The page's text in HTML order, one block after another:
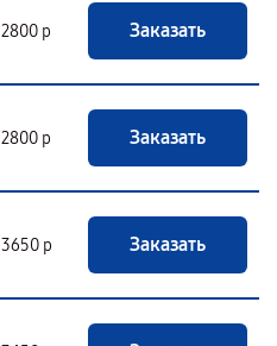
2800 р Заказать
2800 р Заказать
3650 р Заказать